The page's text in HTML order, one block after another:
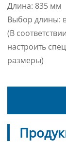
Длина: 835 мм
Выбор длины:
(В
настроить
размеры)